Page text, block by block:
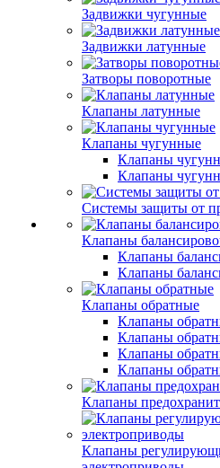
Задвижки чугунные
Задвижки латунные
Затворы поворотные
Клапаны латунные
Клапаны чугунные
Клапаны
Клапаны
Системы защиты от
Клапаны
Клапаны
Клапаны
Клапаны обратные
Клапаны
Клапаны
Клапаны
Клапаны
Клапаны
Клапаны